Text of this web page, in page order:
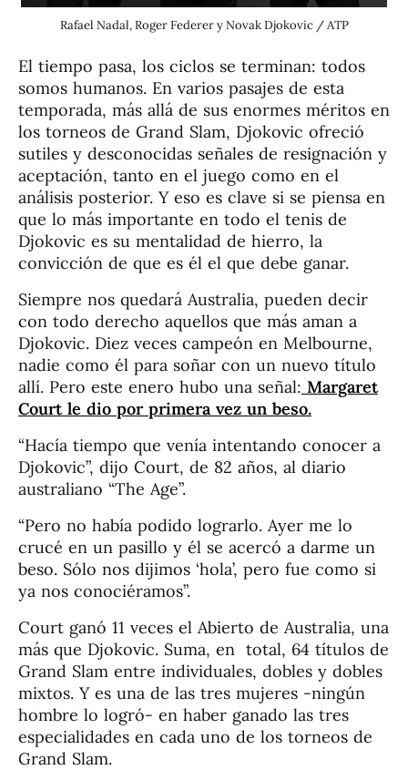
Rafael Nadal, Roger Federer y Novak Djokovic / ATP
El tiempo pasa, los ciclos se terminan: todos
somos humanos. En varios pasajes de esta
temporada, más allá de sus enormes méritos en
los torneos de Grand Slam, Djokovic ofreció
sutiles y desconocidas señales de resignación y
aceptación, tanto en el juego como en el
análisis posterior. Y eso es clave si se piensa en
que lo más importante en todo el tenis de
Djokovic es su mentalidad de hierro, la
convicción de que es él el que debe ganar.
Siempre nos quedará Australia, pueden decir
con todo derecho aquellos que más aman a
Djokovic. Diez veces campeón en Melbourne,
nadie como él para soñar con un nuevo título
allí. Pero este enero hubo una señal: Margaret
Court le dio por primera vez un beso.
“Hacía tiempo que venía intentando conocer a
Djokovic”, dijo Court, de 82 años, al diario
australiano “The Age”.
“Pero no había podido lograrlo. Ayer me lo
crucé en un pasillo y él se acercó a darme un
beso. Sólo nos dijimos ‘hola’, pero fue como si
ya nos conociéramos”.
Court ganó 11 veces el Abierto de Australia, una
más que Djokovic. Suma, en total, 64 títulos de
Grand Slam entre individuales, dobles y dobles
mixtos. Y es una de las tres mujeres -ningún
hombre lo logró- en haber ganado las tres
especialidades en cada uno de los torneos de
Grand Slam.